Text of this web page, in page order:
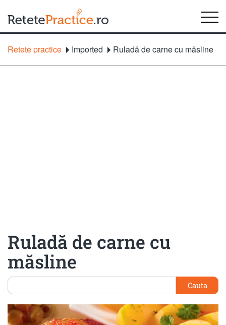
Retete practice Imported Ruladă de carne cu măsline
Ruladă de carne cu
măsline
Cauta